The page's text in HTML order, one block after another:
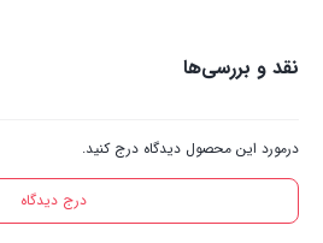
نقد و بررسی‌ها
درمورد این محصول دیدگاه درج کنید.
درج دیدگاه